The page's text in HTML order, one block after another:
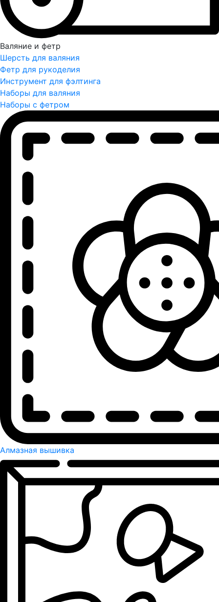
Валяние и фетр
Шерсть для валяния
Фетр для рукоделия
Инструмент для фэлтинга
Наборы для валяния
Наборы с фетром
Алмазная вышивка